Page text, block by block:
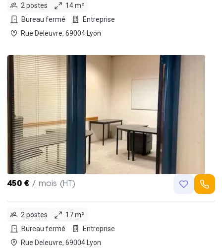
2 postes
14 m²
Bureau fermé
Entreprise
Rue Deleuvre, 69004 Lyon
450 € / mois (HT)
2 postes
17 m²
Bureau fermé
Entreprise
Rue Deleuvre, 69004 Lyon